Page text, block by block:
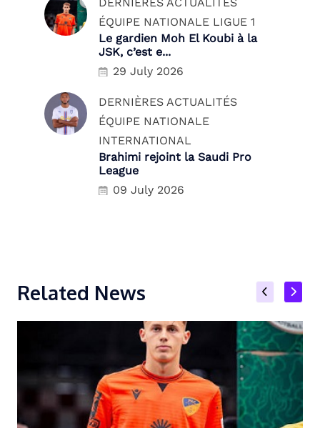
ÉQUIPE NATIONALE LIGUE 1
Le gardien Moh El Koubi à la
JSK, c’est e...
29 July 2026
DERNIÈRES ACTUALITÉS
ÉQUIPE NATIONALE
INTERNATIONAL
Brahimi rejoint la Saudi Pro
League
09 July 2026
Related News